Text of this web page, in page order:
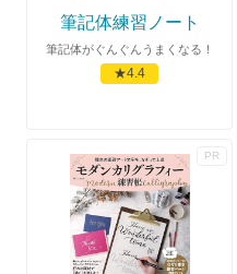
筆記体練習ノート
筆記体がぐんぐんうまくなる！
★4.4